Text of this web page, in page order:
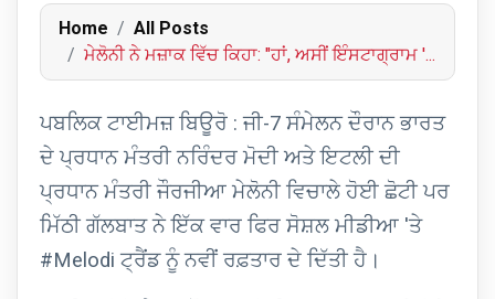
Home
All Posts
ਮੇਲੋਨੀ ਨੇ ਮਜ਼ਾਕ ਵਿੱਚ ਕਿਹਾ: "ਹਾਂ, ਅਸੀਂ ਇੰਸਟਾਗ੍ਰਾਮ '...
ਪਬਲਿਕ ਟਾਈਮਜ਼ ਬਿਊਰੋ : ਜੀ-7 ਸੰਮੇਲਨ ਦੌਰਾਨ ਭਾਰਤ
ਦੇ ਪ੍ਰਧਾਨ ਮੰਤਰੀ ਨਰਿੰਦਰ ਮੋਦੀ ਅਤੇ ਇਟਲੀ ਦੀ
ਪ੍ਰਧਾਨ ਮੰਤਰੀ ਜੌਰਜੀਆ ਮੇਲੋਨੀ ਵਿਚਾਲੇ ਹੋਈ ਛੋਟੀ ਪਰ
ਮਿੱਠੀ ਗੱਲਬਾਤ ਨੇ ਇੱਕ ਵਾਰ ਫਿਰ ਸੋਸ਼ਲ ਮੀਡੀਆ 'ਤੇ
#Melodi ਟ੍ਰੈਂਡ ਨੂੰ ਨਵੀਂ ਰਫ਼ਤਾਰ ਦੇ ਦਿੱਤੀ ਹੈ।